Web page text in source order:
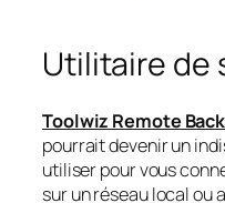
Utilitaire de
Toolwiz Remote
pourrait devenir un
utiliser pour vous
sur un réseau local ou